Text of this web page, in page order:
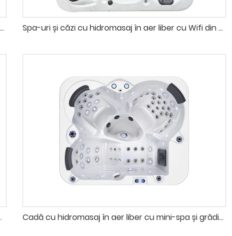
Cadă de baie cu masaj în aer liber din acril cu hidromasaj pentru hotel Spa-uri și căzi cu hidromasaj în aer liber cu Wifi din acril pentru 5 persoane
pentru exterior Cadă cu hidromasaj în aer liber cu mini-spa și grădină pentru 3 persoane